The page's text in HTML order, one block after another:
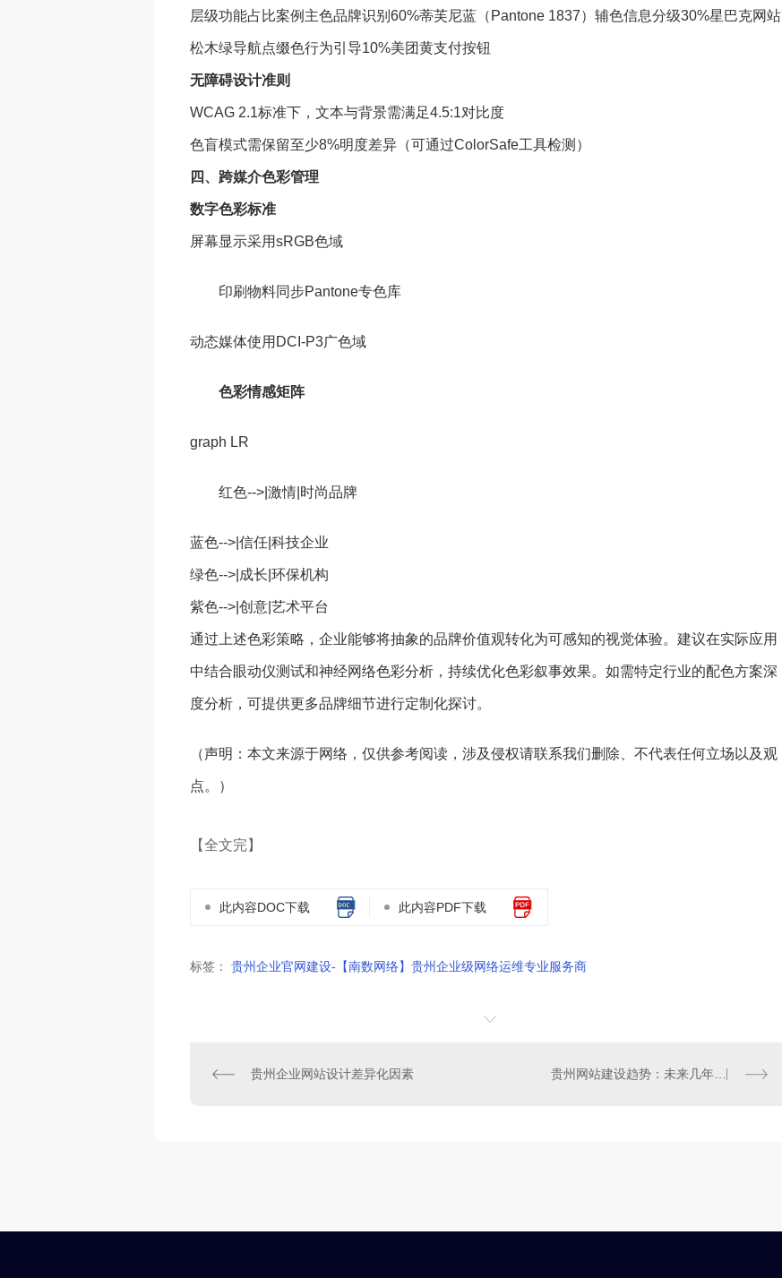
层级功能占比案例主色品牌识别60%蒂芙尼蓝（Pantone 1837）辅色信息分级30%星巴克网站
松木绿导航点缀色行为引导10%美团黄支付按钮
无障碍设计准则
WCAG 2.1标准下，文本与背景需满足4.5:1对比度
色盲模式需保留至少8%明度差异（可通过ColorSafe工具检测）
四、跨媒介色彩管理
数字色彩标准
屏幕显示采用sRGB色域
印刷物料同步Pantone专色库
动态媒体使用DCI-P3广色域
色彩情感矩阵
graph LR
红色-->|激情|时尚品牌
蓝色-->|信任|科技企业
绿色-->|成长|环保机构
紫色-->|创意|艺术平台
通过上述色彩策略，企业能够将抽象的品牌价值观转化为可感知的视觉体验。建议在实际应用
中结合眼动仪测试和神经网络色彩分析，持续优化色彩叙事效果。如需特定行业的配色方案深
度分析，可提供更多品牌细节进行定制化探讨。
（声明：本文来源于网络，仅供参考阅读，涉及侵权请联系我们删除、不代表任何立场以及观
点。）
【全文完】
此内容DOC下载 此内容PDF下载
标签： 贵州企业官网建设-【南数网络】贵州企业级网络运维专业服务商
贵州企业网站设计差异化因素 贵州网站建设趋势：未来几年的发展方向